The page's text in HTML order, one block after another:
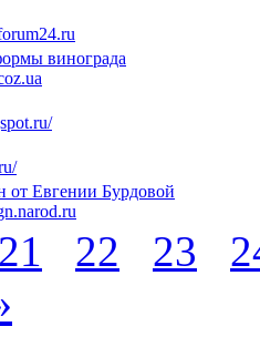
винограда
Евгении Бурдовой
21 22 23